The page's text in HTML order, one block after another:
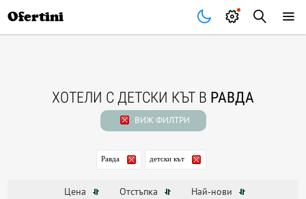
Ofertini
ХОТЕЛИ С ДЕТСКИ КЪТ В РАВДА
ВИЖ ФИЛТРИ
Равда детски кът
Цена Отстъпка Най-нови